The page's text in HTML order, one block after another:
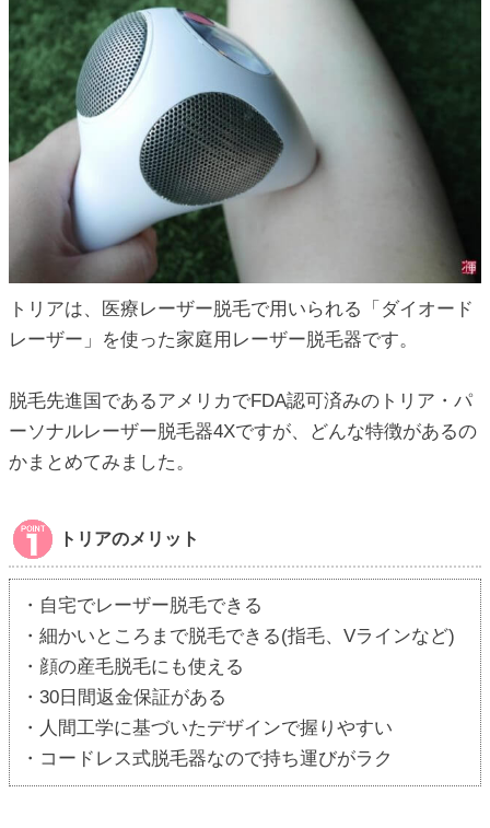
トリアは、医療レーザー脱毛で用いられる「ダイオード
レーザー」を使った家庭用レーザー脱毛器です。
脱毛先進国であるアメリカでFDA認可済みのトリア・パ
ーソナルレーザー脱毛器4Xですが、どんな特徴があるの
かまとめてみました。
トリアのメリット
・自宅でレーザー脱毛できる
・細かいところまで脱毛できる(指毛、Vラインなど)
・顔の産毛脱毛にも使える
・30日間返金保証がある
・人間工学に基づいたデザインで握りやすい
・コードレス式脱毛器なので持ち運びがラク